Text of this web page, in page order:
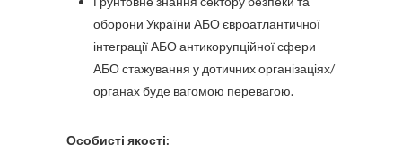
оборони України АБО євроатлантичної
інтеграції АБО антикорупційної сфери
АБО стажування у дотичних організаціях/
органах буде вагомою перевагою.
Особисті якості: